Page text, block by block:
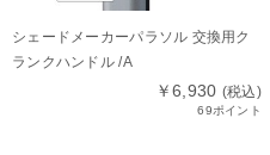
シェードメーカーパラソル 交換用ク
ランクハンドル /A
￥6,930 (税込)
69ポイント